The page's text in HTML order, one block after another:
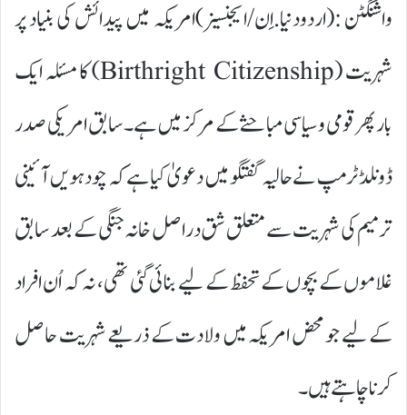
واشنگٹن :(اردودنیا.اِن/ایجنسیز)امریکہ میں پیدائش کی بنیاد پر
شہریت (Birthright Citizenship) کا مسئلہ ایک
بار پھر قومی و سیاسی مباحثے کے مرکز میں ہے۔ سابق امریکی صدر
ڈونلڈ ٹرمپ نے حالیہ گفتگو میں دعویٰ کیا ہے کہ چودہویں آئینی
ترمیم کی شہریت سے متعلق شق دراصل خانہ جنگی کے بعد سابق
غلاموں کے بچوں کے تحفظ کے لیے بنائی گئی تھی، نہ کہ اُن افراد
کے لیے جو محض امریکہ میں ولادت کے ذریعے شہریت حاصل
کرنا چاہتے ہیں۔